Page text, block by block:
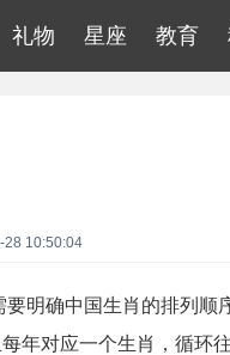
礼物 星座 教育
28 10:50:04
明确中国生肖的排列顺
年对应一个生肖，循环